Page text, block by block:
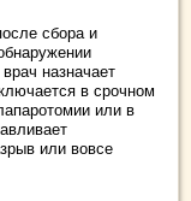
сбора и
назначает
в срочном
или в
или вовсе